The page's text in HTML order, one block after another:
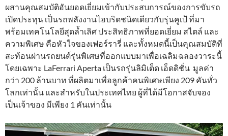
ผสานคุณสมบัติอันยอดเยี่ยมเข้ากับประสบการณ์ของการขับรถ
เปิดประทุน เป็นรถพลังงานไฮบริดชนิดเดียวกับรุ่นคูเป้ ที่มา
พร้อมเทคโนโลยีสุดล้ำเลิศ ประสิทธิภาพที่ยอดเยี่ยม สไตล์ และ
ความพิเศษ คือหัวใจของเฟอร์รารี่ และทั้งหมดนี้เป็นคุณสมบัติที่
สะท้อนผ่านรถยนต์รุ่นพิเศษที่ออกแบบมาเพื่อเฉลิมฉลองวาระนี้
โดยเฉพาะ LaFerrari Aperta เป็นรถรุ่นลิมิเต็ด เอ็ดดิชั่น มูลค่า
กว่า 200 ล้านบาท ที่ผลิตมาเพื่อลูกค้าคนพิเศษเพียง 209 คันทั่ว
โลกเท่านั้น และสำหรับในประเทศไทย ผู้ที่ได้มีโอกาสจับจอง
เป็นเจ้าของ มีเพียง 1 คันเท่านั้น